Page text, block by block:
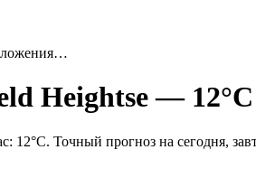
Heightsе — 12°C
12°C. Точный прогноз на сегодня,